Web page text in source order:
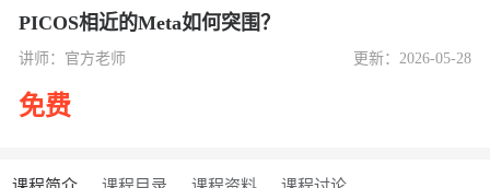
PICOS相近的Meta如何突围？
讲师：官方老师 更新：2026-05-28
免费